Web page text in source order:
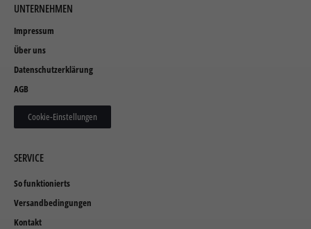
UNTERNEHMEN
Impressum
Über uns
Datenschutzerklärung
AGB
Cookie-Einstellungen
SERVICE
So funktionierts
Versandbedingungen
Kontakt